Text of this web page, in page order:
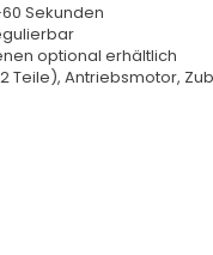
Sekunden
optional erhältlich
Teile), Antriebsmotor,